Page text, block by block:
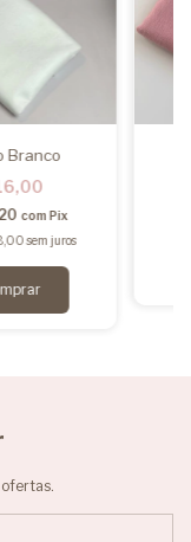
Branco
com Pix
sem juros